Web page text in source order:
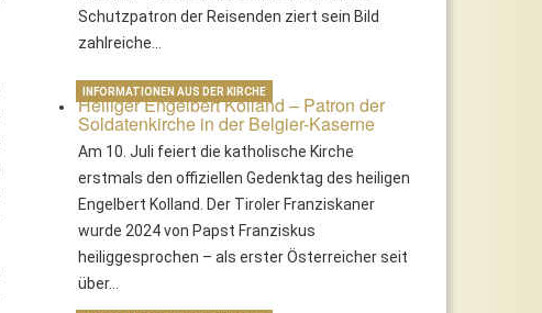
Schutzpatron der Reisenden ziert sein Bild
zahlreiche…
Heiliger Engelbert Kolland – Patron der
Soldatenkirche in der Belgier-Kaserne
Am 10. Juli feiert die katholische Kirche
erstmals den offiziellen Gedenktag des heiligen
Engelbert Kolland. Der Tiroler Franziskaner
wurde 2024 von Papst Franziskus
heiliggesprochen – als erster Österreicher seit
über…
INFORMATIONEN AUS DER KIRCHE